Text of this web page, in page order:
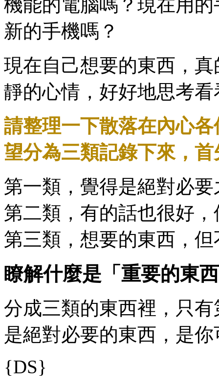
機能的電腦嗎？現在用
新的手機嗎？
現在自己想要的東西，
靜的心情，好好地思考看
請整理一下散落在內心
望分為三類記錄下來，
第一類，覺得是絕對必要
第二類，有的話也很好
第三類，想要的東西，
瞭解什麼是「重要的東
分成三類的東西裡，只
是絕對必要的東西，是
{DS}